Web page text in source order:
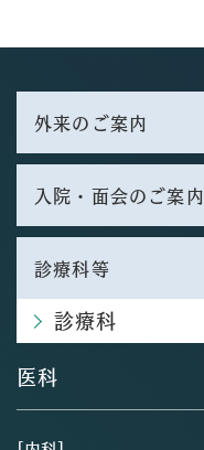
外来のご案内
入院・面会のご案内
診療科等
診療科
医科